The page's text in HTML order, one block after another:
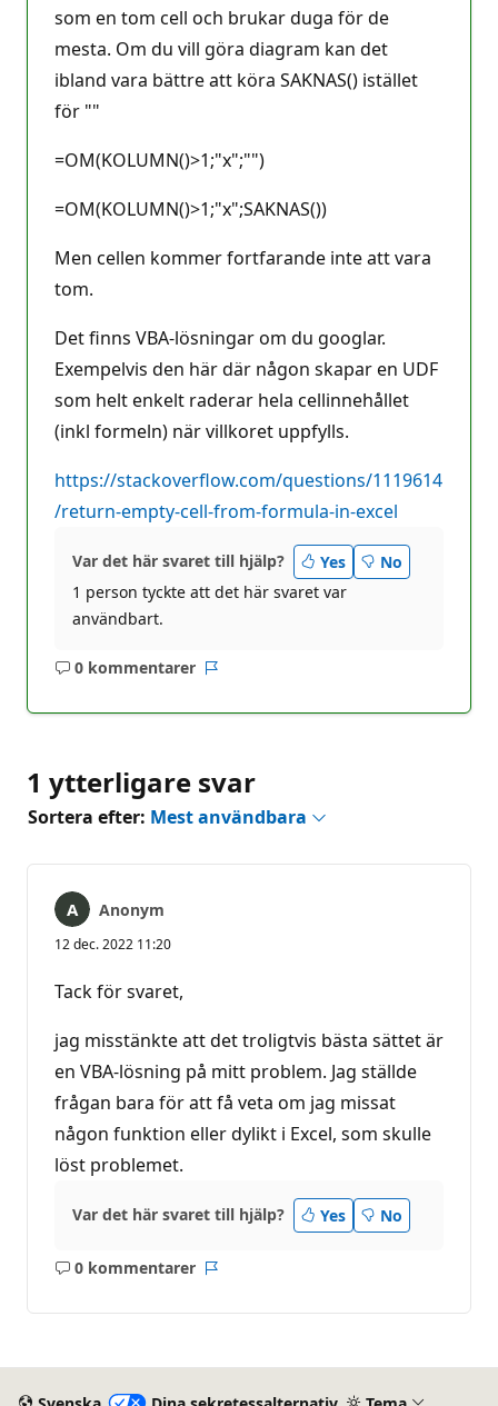
som en tom cell och brukar duga för de
mesta. Om du vill göra diagram kan det
ibland vara bättre att köra SAKNAS() istället
för ""
=OM(KOLUMN()>1;"x";"")
=OM(KOLUMN()>1;"x";SAKNAS())
Men cellen kommer fortfarande inte att vara
tom.
Det finns VBA-lösningar om du googlar.
Exempelvis den här där någon skapar en UDF
som helt enkelt raderar hela cellinnehållet
(inkl formeln) när villkoret uppfylls.
https://stackoverflow.com/questions/1119614
/return-empty-cell-from-formula-in-excel
Var det här svaret till hjälp? Yes
No
1 person tyckte att det här svaret var
användbart.
0 kommentarer
Inga
1 ytterligare svar
Sortera efter: Mest användbara
Anonym
12 dec. 2022 11:20
Tack för svaret,
jag misstänkte att det troligtvis bästa sättet är
en VBA-lösning på mitt problem. Jag ställde
frågan bara för att få veta om jag missat
någon funktion eller dylikt i Excel, som skulle
löst problemet.
Var det här svaret till hjälp? Yes No
0 kommentarer
Inga